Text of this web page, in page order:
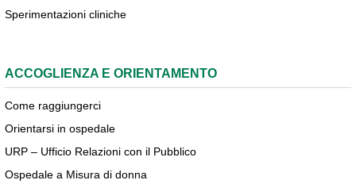
Sperimentazioni cliniche
ACCOGLIENZA E ORIENTAMENTO
Come raggiungerci
Orientarsi in ospedale
URP – Ufficio Relazioni con il Pubblico
Ospedale a Misura di donna